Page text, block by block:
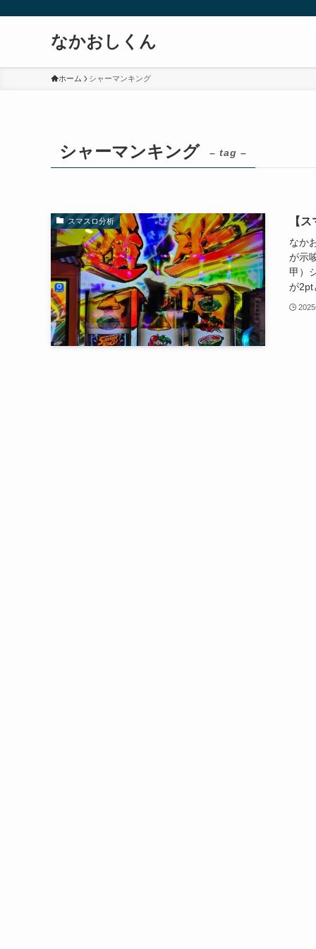
なかおしくん
ホーム シャーマンキング
シャーマンキング – tag –
スマスロ分析 【
なか
が示
甲）
が2pt